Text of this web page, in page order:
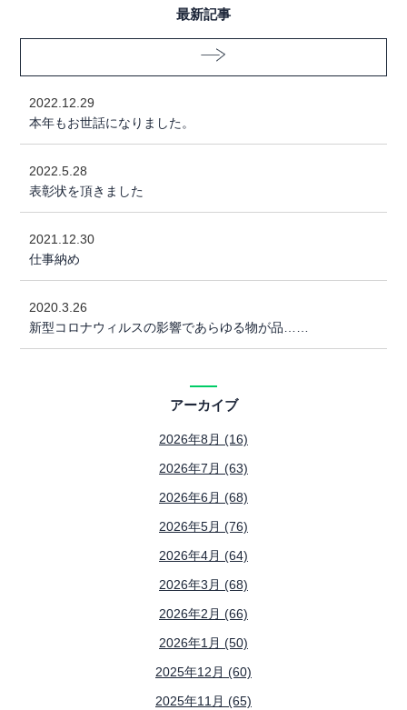
最新記事
2022.12.29
本年もお世話になりました。
2022.5.28
表彰状を頂きました
2021.12.30
仕事納め
2020.3.26
新型コロナウィルスの影響であらゆる物が品……
アーカイブ
2026年8月 (16)
2026年7月 (63)
2026年6月 (68)
2026年5月 (76)
2026年4月 (64)
2026年3月 (68)
2026年2月 (66)
2026年1月 (50)
2025年12月 (60)
2025年11月 (65)